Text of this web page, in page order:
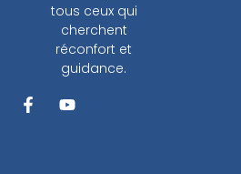
tous ceux qui
cherchent
réconfort et
guidance.